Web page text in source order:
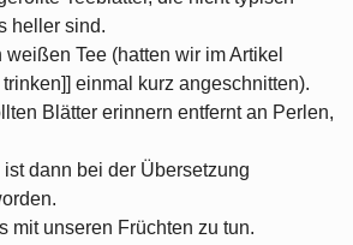
heller sind.
Tee (hatten wir im Artikel
einmal kurz angeschnitten).
Blätter erinnern entfernt an Perlen,
dann bei der Übersetzung
mit unseren Früchten zu tun.